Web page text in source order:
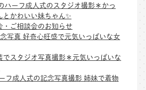
ハーフ成人式のスタジオ撮影＊かっ
とかわいい妹ちゃん✨
・ご相談会のお知らせ
写真 好奇心旺盛で元気いっぱいな女
でスタジオ写真撮影＊元気いっぱいな
フ成人式の記念写真撮影 姉妹で着物